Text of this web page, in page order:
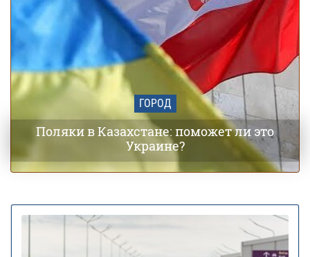
ГОРОД
Поляки в Казахстане: поможет ли это
Украине?